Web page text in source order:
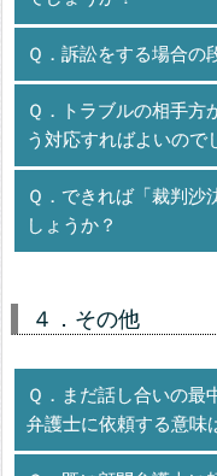
Ｑ．訴訟をする場合の
Ｑ．トラブルの相手
う対応すればよいので
Ｑ．できれば「裁判
しょうか？
４．その他
Ｑ．まだ話し合いの最
弁護士に依頼する意味